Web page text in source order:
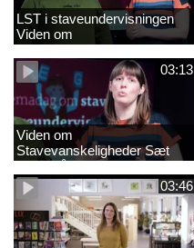
LST i staveundervisningen
Viden om
stavevanskeligheder
03:13
Viden om
Stavevanskeligheder Sæt
fokus på stavning
03:46